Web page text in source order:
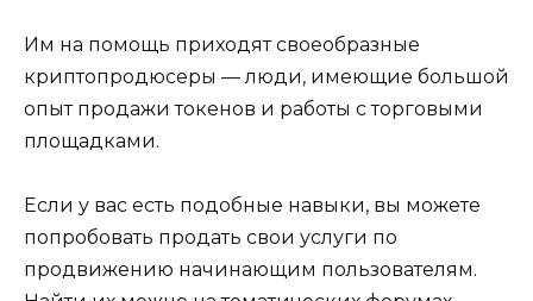
Им на помощь приходят своеобразные
криптопродюсеры — люди, имеющие большой
опыт продажи токенов и работы с торговыми
площадками.
Если у вас есть подобные навыки, вы можете
попробовать продать свои услуги по
продвижению начинающим пользователям.